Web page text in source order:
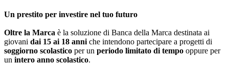
Un prestito per investire nel tuo futuro
Oltre la Marca è la soluzione di Banca della Marca destinata ai
giovani dai 15 ai 18 anni che intendono partecipare a progetti di
soggiorno scolastico per un periodo limitato di tempo oppure per
un intero anno scolastico.